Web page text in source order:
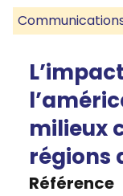
milieux
régions
Référence